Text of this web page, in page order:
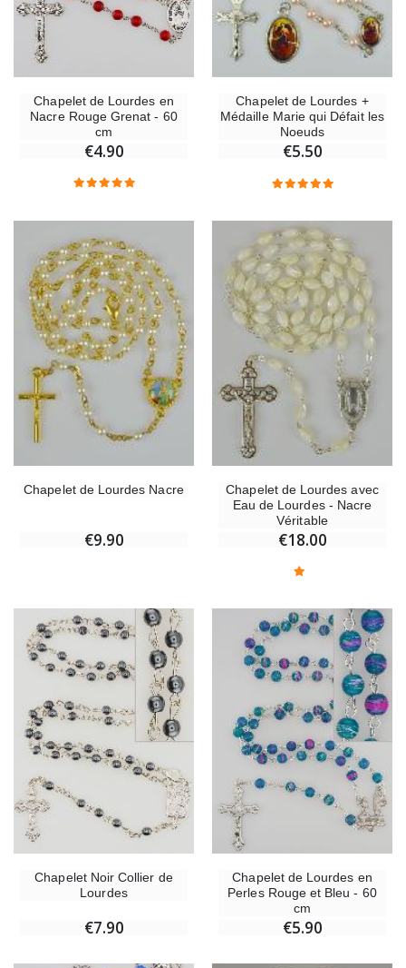
Chapelet de Lourdes en
Nacre Rouge Grenat - 60
cm
€4.90
Chapelet de Lourdes +
Médaille Marie qui Défait les
Noeuds
€5.50
Chapelet de Lourdes Nacre
€9.90
Chapelet de Lourdes avec
Eau de Lourdes - Nacre
Véritable
€18.00
Chapelet Noir Collier de
Lourdes
€7.90
Chapelet de Lourdes en
Perles Rouge et Bleu - 60
cm
€5.90